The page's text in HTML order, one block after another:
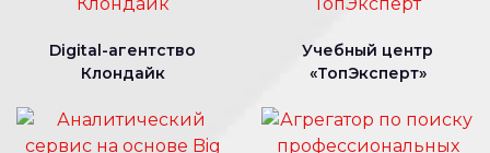
Digital-агентство
Клондайк
Учебный центр
«ТопЭксперт»